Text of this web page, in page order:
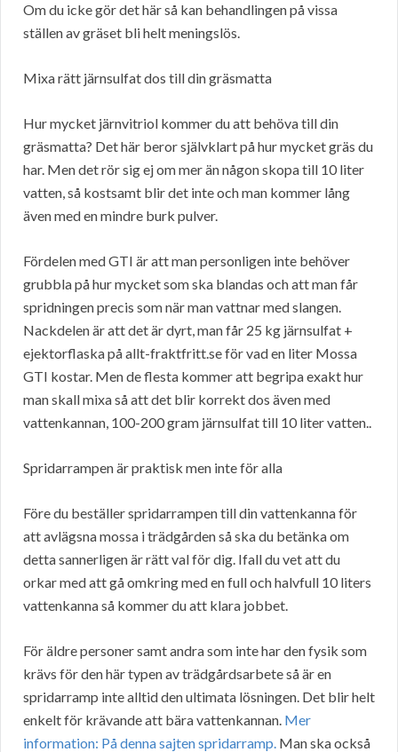
Om du icke gör det här så kan behandlingen på vissa
ställen av gräset bli helt meningslös.
Mixa rätt järnsulfat dos till din gräsmatta
Hur mycket järnvitriol kommer du att behöva till din
gräsmatta? Det här beror självklart på hur mycket gräs du
har. Men det rör sig ej om mer än någon skopa till 10 liter
vatten, så kostsamt blir det inte och man kommer lång
även med en mindre burk pulver.
Fördelen med GTI är att man personligen inte behöver
grubbla på hur mycket som ska blandas och att man får
spridningen precis som när man vattnar med slangen.
Nackdelen är att det är dyrt, man får 25 kg järnsulfat +
ejektorflaska på allt-fraktfritt.se för vad en liter Mossa
GTI kostar. Men de flesta kommer att begripa exakt hur
man skall mixa så att det blir korrekt dos även med
vattenkannan, 100-200 gram järnsulfat till 10 liter vatten..
Spridarrampen är praktisk men inte för alla
Före du beställer spridarrampen till din vattenkanna för
att avlägsna mossa i trädgården så ska du betänka om
detta sannerligen är rätt val för dig. Ifall du vet att du
orkar med att gå omkring med en full och halvfull 10 liters
vattenkanna så kommer du att klara jobbet.
För äldre personer samt andra som inte har den fysik som
krävs för den här typen av trädgårdsarbete så är en
spridarramp inte alltid den ultimata lösningen. Det blir helt
enkelt för krävande att bära vattenkannan. Mer
information: På denna sajten spridarramp. Man ska också